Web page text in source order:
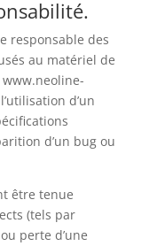
responsable des
au matériel de
www.neoline-
d’un
d’un bug ou
être tenue
(tels par
perte d’une